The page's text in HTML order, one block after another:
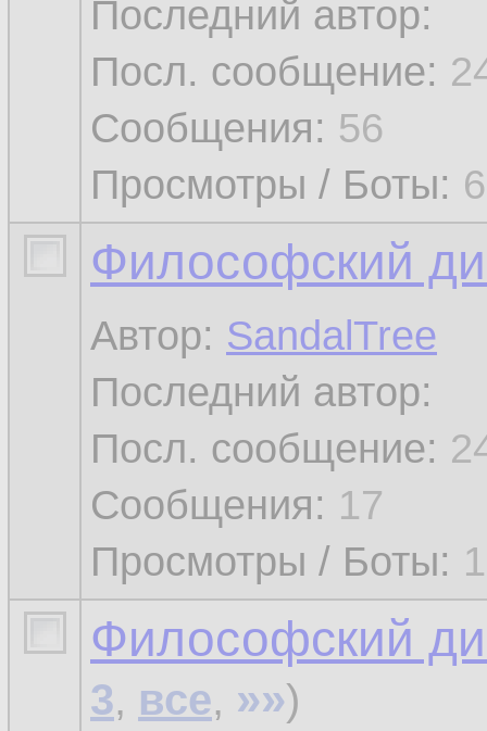
Последний автор:
Посл. сообщение:
Сообщения: 56
Просмотры / Боты:
Философский
Автор: SandalTree
Последний автор:
Посл. сообщение:
Сообщения: 17
Просмотры / Боты:
Философский
3, все, »»)